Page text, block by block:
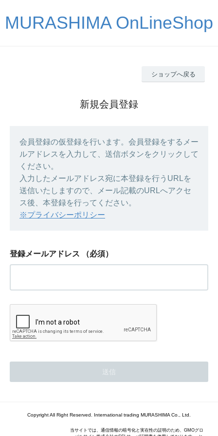
MURASHIMA OnLineShop
ショップへ戻る
新規会員登録
会員登録の仮登録を行います。会員登録をするメー
ルアドレスを入力して、送信ボタンをクリックして
ください。
入力したメールアドレス宛に本登録を行うURLを
送信いたしますので、メール記載のURLへアクセ
ス後、本登録を行ってください。
※プライバシーポリシー
登録メールアドレス （必須）
Copyright All Right Reserved. International trading MURASHIMA Co., Ltd.
当サイトでは、通信情報の暗号化と実在性の証明のため、GMOグロ